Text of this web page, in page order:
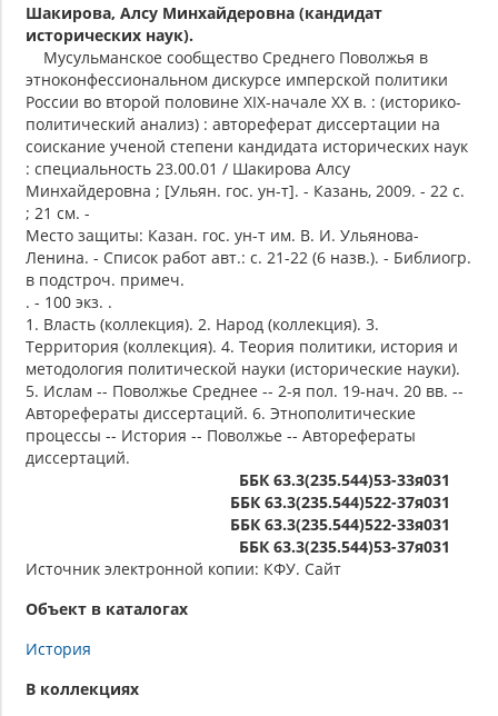
Шакирова, Алсу Минхайдеровна (кандидат
исторических наук).
Мусульманское сообщество Среднего Поволжья в
этноконфессиональном дискурсе имперской политики
России во второй половине XIX-начале XX в. : (историко-
политический анализ) : автореферат диссертации на
соискание ученой степени кандидата исторических наук
: специальность 23.00.01 / Шакирова Алсу
Минхайдеровна ; [Ульян. гос. ун-т]. - Казань, 2009. - 22 с.
; 21 см. -
Место защиты: Казан. гос. ун-т им. В. И. Ульянова-
Ленина. - Список работ авт.: с. 21-22 (6 назв.). - Библиогр.
в подстроч. примеч.
. - 100 экз. .
1. Власть (коллекция). 2. Народ (коллекция). 3.
Территория (коллекция). 4. Теория политики, история и
методология политической науки (исторические науки).
5. Ислам -- Поволжье Среднее -- 2-я пол. 19-нач. 20 вв. --
Авторефераты диссертаций. 6. Этнополитические
процессы -- История -- Поволжье -- Авторефераты
диссертаций.
ББК 63.3(235.544)53-33я031
ББК 63.3(235.544)522-37я031
ББК 63.3(235.544)522-33я031
ББК 63.3(235.544)53-37я031
Источник электронной копии: КФУ. Сайт
Объект в каталогах
История
В коллекциях